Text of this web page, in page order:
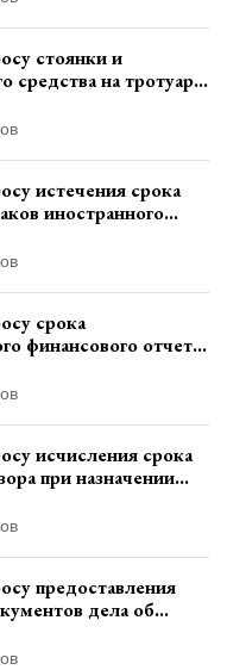
стоянки и
средства на тротуаре
истечения срока
иностранного
срока
финансового отчета
с
исчисления срока
при назначении
отличного от
предоставления
дела об
для